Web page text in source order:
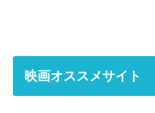
映画オススメサイト